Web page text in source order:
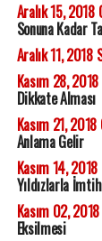
Aralık 15,
Sonuna Kadar
Aralık 11, 2018
Kasım 28,
Dikkate Alması
Kasım 21,
Anlama Gelir
Kasım 14,
Yıldızlarla
Kasım 02,
Eksilmesi